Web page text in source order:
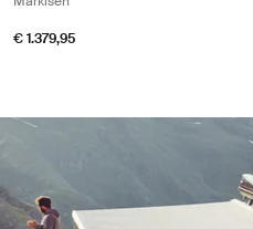
€ 1.379,95